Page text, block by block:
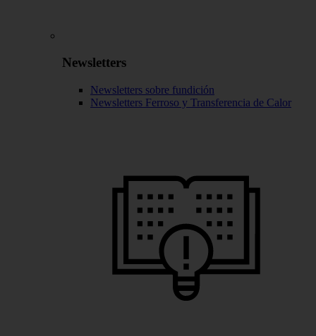
Newsletters
Newsletters sobre fundición
Newsletters Ferroso y Transferencia de Calor